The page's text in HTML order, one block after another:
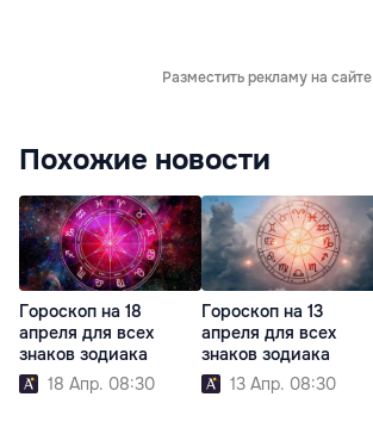
Разместить рекламу на сайте
Похожие новости
Гороскоп на 18
апреля для всех
знаков зодиака
18 Апр. 08:30
Гороскоп на 13
апреля для всех
знаков зодиака
13 Апр. 08:30